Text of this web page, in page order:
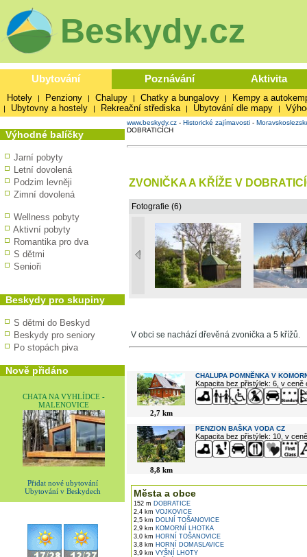
Beskydy.cz
Ubytování Poznávání Aktivita
Hotely | Penziony | Chalupy | Chatky a bungalovy | Kempy a
| Ubytovny a hostely | Rekreační střediska | Ubytování dle mapy |
Výhodné balíčky
Jarní pobyty
Letní dovolená
Podzim levněji
Zimní dovolená
Wellness pobyty
Aktivní pobyty
Romantika pro dva
S dětmi
Senioři
Beskydy pro skupiny
S dětmi do Beskyd
Beskydy pro seniory
Po stopách piva
Nově přidáno
CHATA NA VYHLÍDCE -
MALENOVICE
Přidat nové ubytování
Ubytování v Beskydech
www.beskydy.cz - Historické zajímavosti -
DOBRATICÍCH
ZVONIČKA A KŘÍŽE V
Fotografie (6)
V obci se nachází dřevěná zvonička a 5 křížů.
2,7 km
CHALUPA POMNĚNKA V
Kapacita bez přistýlek: 6, v ceně
8,8 km
PENZION BAŠKA VODA CZ
Kapacita bez přistýlek: 10, v
Města a obce
152 m DOBRATICE
2,4 km VOJKOVICE
2,5 km DOLNÍ TOŠANOVICE
2,9 km KOMORNÍ LHOTKA
3,0 km HORNÍ TOŠANOVICE
3,8 km HORNÍ DOMASLAVICE
3,9 km VYŠNÍ LHOTY